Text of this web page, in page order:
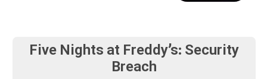
Five Nights at Freddy’s: Security
Breach